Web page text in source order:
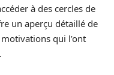
à des cercles de
un aperçu détaillé de
qui l’ont